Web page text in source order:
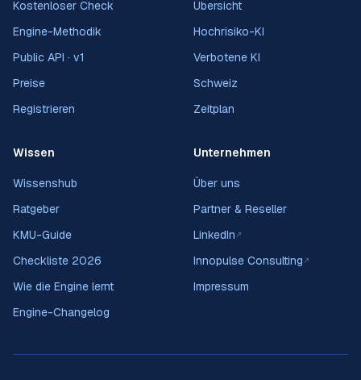
Kostenloser Check
Engine-Methodik
Public API · v1
Preise
Registrieren
Übersicht
Hochrisiko-KI
Verbotene KI
Schweiz
Zeitplan
Wissen
Wissenshub
Ratgeber
KMU-Guide
Checkliste 2026
Wie die Engine lernt
Engine-Changelog
Unternehmen
Über uns
Partner & Reseller
LinkedIn ↗
Innopulse Consulting ↗
Impressum